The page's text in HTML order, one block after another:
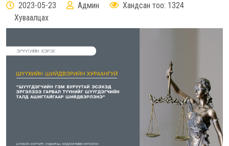
2023-05-23 Админ
Хандсан тоо: 1324
Хуваалцах